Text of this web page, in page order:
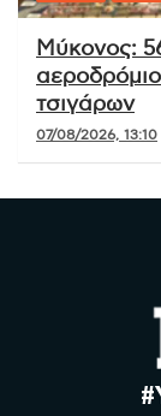
Μύκονος:
τσιγάρων
07/08/2026, 13:10